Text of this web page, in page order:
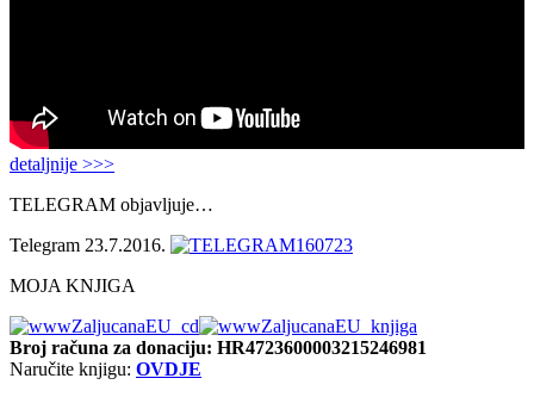
detaljnije >>>
TELEGRAM objavljuje…
Telegram 23.7.2016.
MOJA KNJIGA
Broj računa za donaciju: HR4723600003215246981
Naručite knjigu: OVDJE